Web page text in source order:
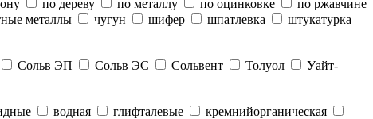
по дереву по металлу по оцинковке
по ржавчине
металлы чугун шифер шпатлевка
штукатурка
Сольв ЭП Сольв ЭС Сольвент Толуол
Уайт-
водная глифталевые
кремнийорганическая